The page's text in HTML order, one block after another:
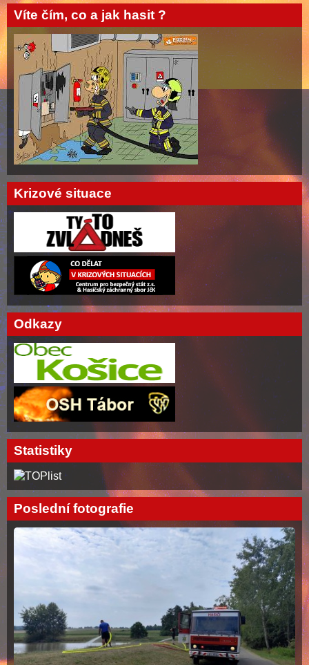
Víte čím, co a jak hasit ?
Krizové situace
Odkazy
Statistiky
Poslední fotografie